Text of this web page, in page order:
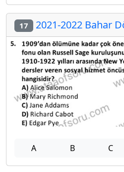
17 2021-2022 Bahar
A B C